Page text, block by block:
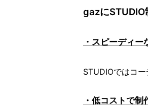
gazにSTUDIO
・スピーディー
STUDIOではコ
・低コストで制